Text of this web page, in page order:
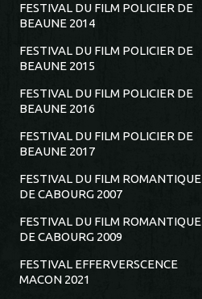
FESTIVAL DU FILM POLICIER DE
BEAUNE 2014
FESTIVAL DU FILM POLICIER DE
BEAUNE 2015
FESTIVAL DU FILM POLICIER DE
BEAUNE 2016
FESTIVAL DU FILM POLICIER DE
BEAUNE 2017
FESTIVAL DU FILM ROMANTIQUE
DE CABOURG 2007
FESTIVAL DU FILM ROMANTIQUE
DE CABOURG 2009
FESTIVAL EFFERVERSCENCE
MACON 2021